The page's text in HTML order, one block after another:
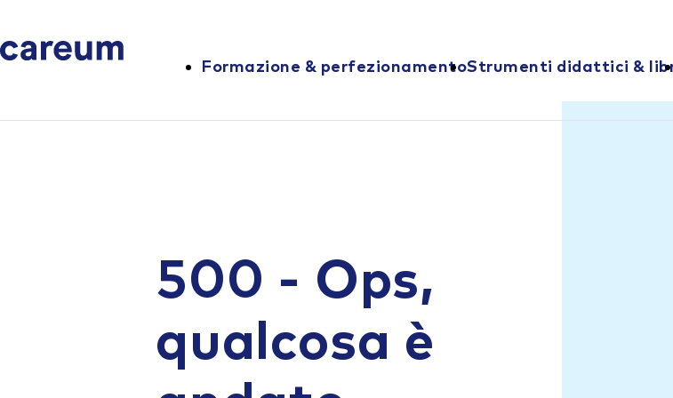
Formazione & perfezionamentoStrumenti didattici &
500 - Ops,
qualcosa è